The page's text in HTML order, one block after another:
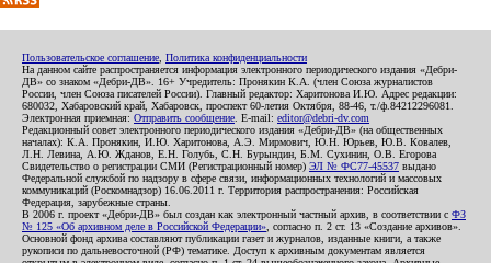
Пользовательское соглашение Политика конфиденциальности
На данном сайте распространяется информация электронного периодического издания «Дебри-
ДВ» со знаком «Дебри-ДВ». 16+ Учредитель: Пронякин К.А. (член Союза журналистов
России, член Союза писателей России). Главный редактор: Харитонова И.Ю. Адрес редакции:
680032, Хабаровский край, Хабаровск, проспект 60-летия Октября, 88-46, т./ф.84212296081.
Электронная приемная: Отправить сообщение . E-mail: editor@debri-dv.com
Редакционный совет электронного периодического издания «Дебри-ДВ» (на общественных
началах): К.А. Пронякин, И.Ю. Харитонова, А.Э. Мирмович, Ю.Н. Юрьев, Ю.В. Ковалев,
Л.Н. Левина, А.Ю. Жданов, Е.Н. Голубь, С.Н. Бурындин, Б.М. Сухинин, О.В. Егорова
Свидетельство о регистрации СМИ (Регистрационный номер) ЭЛ № ФС77-45537 выдано
Федеральной службой по надзору в сфере связи, информационных технологий и массовых
коммуникаций (Роскомнадзор) 16.06.2011 г. Территория распространения: Российская
Федерация, зарубежные страны.
В 2006 г. проект «Дебри-ДВ» был создан как электронный частный архив, в соответствии с ФЗ
№ 125 «Об архивном деле в Российской Федерации» , согласно п. 2 ст. 13 «Создание архивов».
Основной фонд архива составляют публикации газет и журналов, изданные книги, а также
рукописи по дальневосточной (РФ) тематике. Доступ к архивным документам является